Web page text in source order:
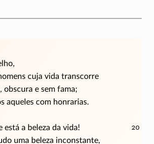
cuja vida transcorre
obscura e sem fama;
aqueles com honrarias.
20
está a beleza da vida!
uma beleza inconstante,